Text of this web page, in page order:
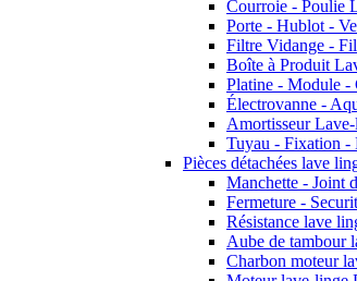
Courroie - Poulie
Porte - Hublot -
Filtre Vidange -
Boîte à Produit
Platine - Module
Électrovanne -
Amortisseur
Tuyau - Fixation
Pièces détachées lave
Manchette - Joint
Fermeture -
Résistance lave
Aube de tambour
Charbon moteur